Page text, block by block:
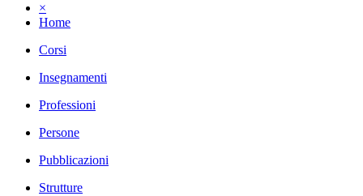
×
Home
Corsi
Insegnamenti
Professioni
Persone
Pubblicazioni
Strutture